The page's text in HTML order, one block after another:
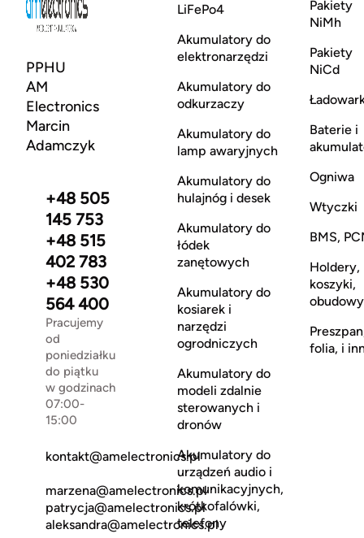
PPHU
AM
Electronics
Marcin
Adamczyk
+48 505
145 753
+48 515
402 783
+48 530
564 400
Pracujemy
od
poniedziałku
do piątku
w godzinach
07:00-
15:00
kontakt@amelectronics.pl
marzena@amelectronics.pl
patrycja@amelectronics.pl
aleksandra@amelectronics.pl
LiFePo4
Akumulatory do
elektronarzędzi
Akumulatory do
odkurzaczy
Akumulatory do
lamp awaryjnych
Akumulatory do
hulajnóg i desek
Akumulatory do
łódek
zanętowych
Akumulatory do
kosiarek i
narzędzi
ogrodniczych
Akumulatory do
modeli zdalnie
sterowanych i
dronów
Akumulatory do
urządzeń audio i
komunikacyjnych,
krótkofalówki,
telefony
Pakiety
NiMh
Pakiety
NiCd
Baterie i
Ogniwa
Wtyczki
BMS,
Holdery,
koszyki,
obudowy
folia, i